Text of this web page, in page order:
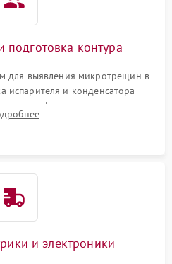
подготовка контура
для выявления микротрещин в
испарителя и конденсатора
старого фильтра-осушителя и
для устранения засоров.
и электроники